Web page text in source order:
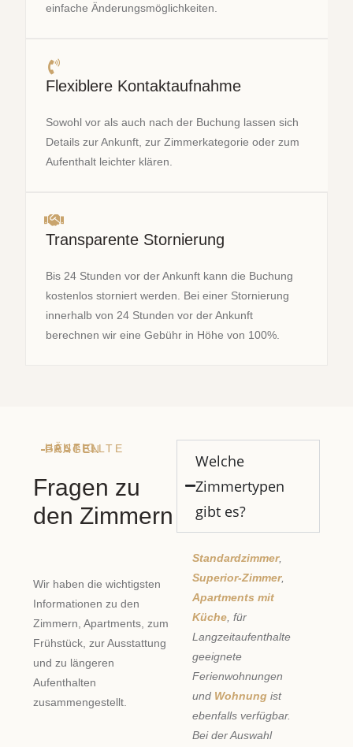
einfache Änderungsmöglichkeiten.
Flexiblere Kontaktaufnahme
Sowohl vor als auch nach der Buchung lassen sich
Details zur Ankunft, zur Zimmerkategorie oder zum
Aufenthalt leichter klären.
Transparente Stornierung
Bis 24 Stunden vor der Ankunft kann die Buchung
kostenlos storniert werden. Bei einer Stornierung
innerhalb von 24 Stunden vor der Ankunft
berechnen wir eine Gebühr in Höhe von 100%.
HÄUFIG GESTELLTE FRAGEN
Fragen zu
den Zimmern
Wir haben die wichtigsten
Informationen zu den
Zimmern, Apartments, zum
Frühstück, zur Ausstattung
und zu längeren
Aufenthalten
zusammengestellt.
Welche
Zimmertypen
gibt es?
Standardzimmer,
Superior-Zimmer,
Apartments mit
Küche , für
Langzeitaufenthalte
geeignete
Ferienwohnungen
und Wohnung ist
ebenfalls verfügbar.
Bei der Auswahl